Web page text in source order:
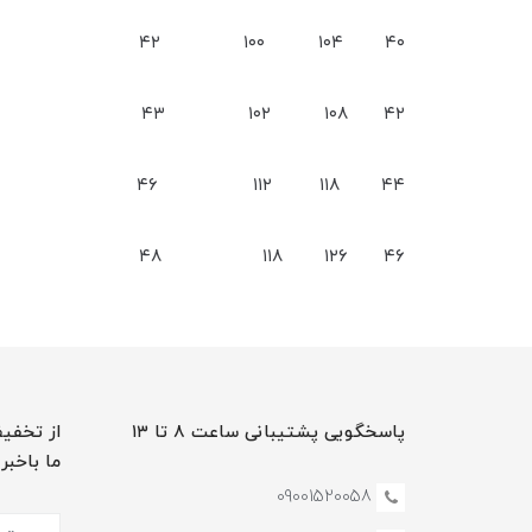
۴۰ ۱۰۴ ۱۰۰ ۴۲
۴۲ ۱۰۸ ۱۰۲ ۴۳
۴۴ ۱۱۸ ۱۱۲ ۴۶
۴۶ ۱۲۶ ۱۱۸ ۴۸
پاسخگویی پشتیبانی ساعت ۸ تا ۱۳
09001520058
از
ما